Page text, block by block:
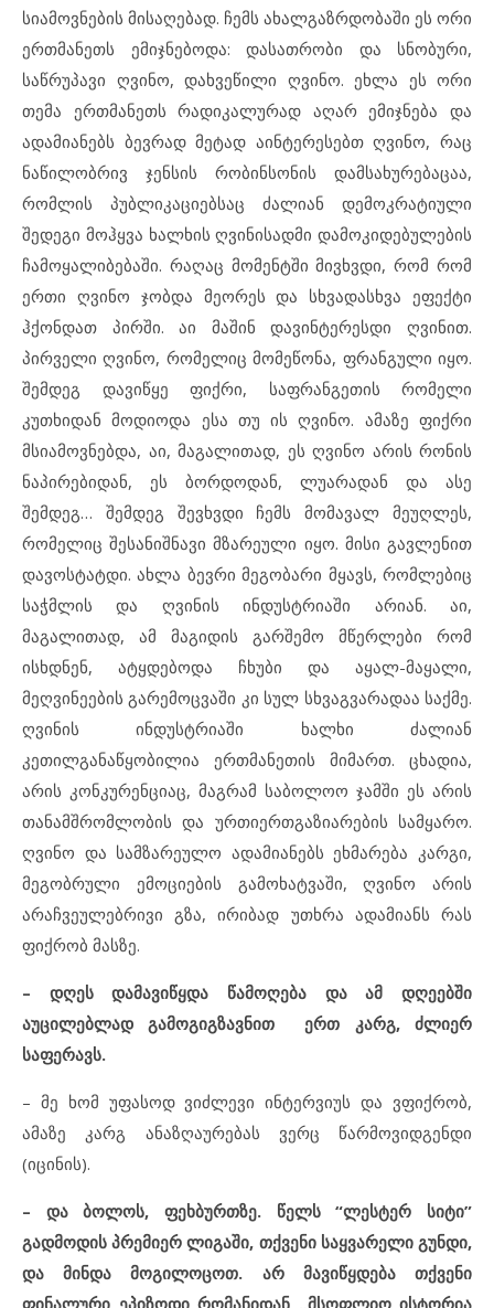
სიამოვნების მისაღებად. ჩემს ახალგაზრდობაში ეს ორი
ერთმანეთს ემიჯნებოდა: დასათრობი და სნობური,
საწრუპავი ღვინო, დახვეწილი ღვინო. ეხლა ეს ორი
თემა ერთმანეთს რადიკალურად აღარ ემიჯნება და
ადამიანებს ბევრად მეტად აინტერესებთ ღვინო, რაც
ნაწილობრივ ჯენსის რობინსონის დამსახურებაცაა,
რომლის პუბლიკაციებსაც ძალიან დემოკრატიული
შედეგი მოჰყვა ხალხის ღვინისადმი დამოკიდებულების
ჩამოყალიბებაში. რაღაც მომენტში მივხვდი, რომ რომ
ერთი ღვინო ჯობდა მეორეს და სხვადასხვა ეფექტი
ჰქონდათ პირში. აი მაშინ დავინტერესდი ღვინით.
პირველი ღვინო, რომელიც მომეწონა, ფრანგული იყო.
შემდეგ დავიწყე ფიქრი, საფრანგეთის რომელი
კუთხიდან მოდიოდა ესა თუ ის ღვინო. ამაზე ფიქრი
მსიამოვნებდა, აი, მაგალითად, ეს ღვინო არის რონის
ნაპირებიდან, ეს ბორდოდან, ლუარადან და ასე
შემდეგ… შემდეგ შევხვდი ჩემს მომავალ მეუღლეს,
რომელიც შესანიშნავი მზარეული იყო. მისი გავლენით
დავოსტატდი. ახლა ბევრი მეგობარი მყავს, რომლებიც
საჭმლის და ღვინის ინდუსტრიაში არიან. აი,
მაგალითად, ამ მაგიდის გარშემო მწერლები რომ
ისხდნენ, ატყდებოდა ჩხუბი და აყალ-მაყალი,
მეღვინეების გარემოცვაში კი სულ სხვაგვარადაა საქმე.
ღვინის ინდუსტრიაში ხალხი ძალიან
კეთილგანაწყობილია ერთმანეთის მიმართ. ცხადია,
არის კონკურენციაც, მაგრამ საბოლოო ჯამში ეს არის
თანამშრომლობის და ურთიერთგაზიარების სამყარო.
ღვინო და სამზარეულო ადამიანებს ეხმარება კარგი,
მეგობრული ემოციების გამოხატვაში, ღვინო არის
არაჩვეულებრივი გზა, ირიბად უთხრა ადამიანს რას
ფიქრობ მასზე.
– დღეს დამავიწყდა წამოღება და ამ დღეებში
აუცილებლად გამოგიგზავნით ერთ კარგ, ძლიერ
საფერავს.
– მე ხომ უფასოდ ვიძლევი ინტერვიუს და ვფიქრობ,
ამაზე კარგ ანაზღაურებას ვერც წარმოვიდგენდი
(იცინის).
– და ბოლოს, ფეხბურთზე. წელს “ლესტერ სიტი”
გადმოდის პრემიერ ლიგაში, თქვენი საყვარელი გუნდი,
და მინდა მოგილოცოთ. არ მავიწყდება თქვენი